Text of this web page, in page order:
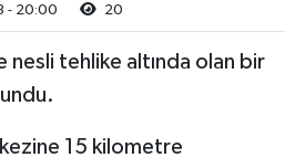
- 20:00
20
nesli tehlike altında olan bir
15 kilometre